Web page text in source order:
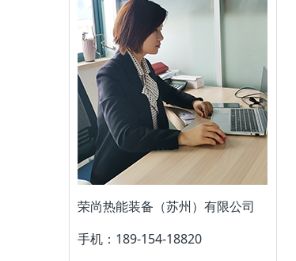
荣尚热能装备（苏州）有限公司
手机：189-154-18820